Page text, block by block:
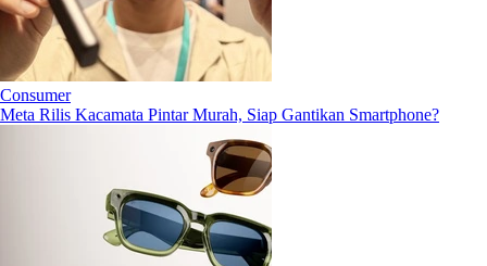
Consumer
Meta Rilis Kacamata Pintar Murah, Siap Gantikan Smartphone?